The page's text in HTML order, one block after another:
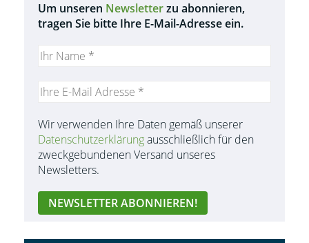
Um unseren Newsletterzu abonnieren,
tragen Sie bitte Ihre E-Mail-Adresse ein.
Wir verwenden Ihre Daten gemäß unserer
Datenschutzerklärungausschließlich für den
zweckgebundenen Versand unseres
Newsletters.